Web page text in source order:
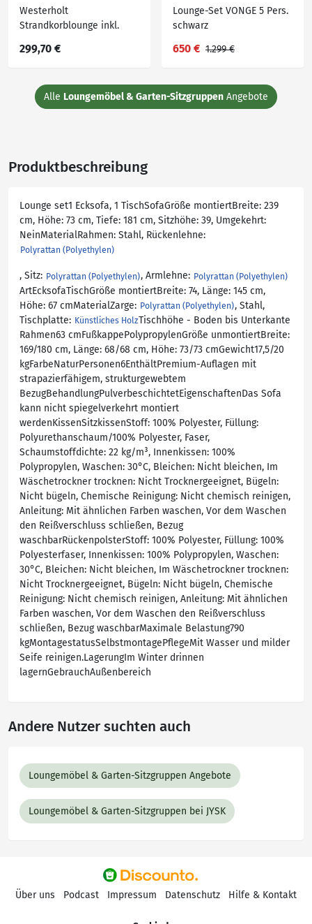
Westerholt
Strandkorblounge inkl.
Glasplatte
299,70 €
Lounge-Set VONGE 5 Pers.
schwarz
650 € 1.299 €
Alle Loungemöbel & Garten-Sitzgruppen Angebote
Produktbeschreibung
Lounge set1 Ecksofa, 1 TischSofaGröße montiertBreite: 239
cm, Höhe: 73 cm, Tiefe: 181 cm, Sitzhöhe: 39, Umgekehrt:
NeinMaterialRahmen: Stahl, Rückenlehne:
Polyrattan (Polyethylen)
, Sitz: Polyrattan (Polyethylen), Armlehne: Polyrattan (Polyethylen)
ArtEcksofaTischGröße montiertBreite: 74, Länge: 145 cm,
Höhe: 67 cmMaterialZarge: Polyrattan (Polyethylen), Stahl,
Tischplatte: Künstliches HolzTischhöhe - Boden bis Unterkante
Rahmen63 cmFußkappePolypropylenGröße unmontiertBreite:
169/180 cm, Länge: 68/68 cm, Höhe: 73/73 cmGewicht17,5/20
kgFarbeNaturPersonen6EnthältPremium-Auflagen mit
strapazierfähigem, strukturgewebtem
BezugBehandlungPulverbeschichtetEigenschaftenDas Sofa
kann nicht spiegelverkehrt montiert
werdenKissenSitzkissenStoff: 100% Polyester, Füllung:
Polyurethanschaum/100% Polyester, Faser,
Schaumstoffdichte: 22 kg/m³, Innenkissen: 100%
Polypropylen, Waschen: 30°C, Bleichen: Nicht bleichen, Im
Wäschetrockner trocknen: Nicht Trocknergeeignet, Bügeln:
Nicht bügeln, Chemische Reinigung: Nicht chemisch reinigen,
Anleitung: Mit ähnlichen Farben waschen, Vor dem Waschen
den Reißverschluss schließen, Bezug
waschbarRückenpolsterStoff: 100% Polyester, Füllung: 100%
Polyesterfaser, Innenkissen: 100% Polypropylen, Waschen:
30°C, Bleichen: Nicht bleichen, Im Wäschetrockner trocknen:
Nicht Trocknergeeignet, Bügeln: Nicht bügeln, Chemische
Reinigung: Nicht chemisch reinigen, Anleitung: Mit ähnlichen
Farben waschen, Vor dem Waschen den Reißverschluss
schließen, Bezug waschbarMaximale Belastung790
kgMontagestatusSelbstmontagePflegeMit Wasser und milder
Seife reinigen.LagerungIm Winter drinnen
lagernGebrauchAußenbereich
Andere Nutzer suchten auch
Loungemöbel & Garten-Sitzgruppen Angebote
Loungemöbel & Garten-Sitzgruppen bei JYSK
Über uns Podcast Impressum Datenschutz Hilfe & Kontakt